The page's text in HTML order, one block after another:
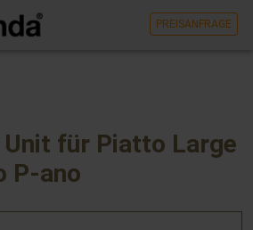
PREISANFRAGE
für Piatto Large
P-ano